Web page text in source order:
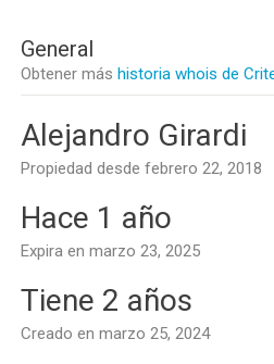
General
Obtener más historia whois de
Alejandro Girardi
Propiedad desde febrero 22, 2018
Hace 1 año
Expira en marzo 23, 2025
Tiene 2 años
Creado en marzo 25, 2024